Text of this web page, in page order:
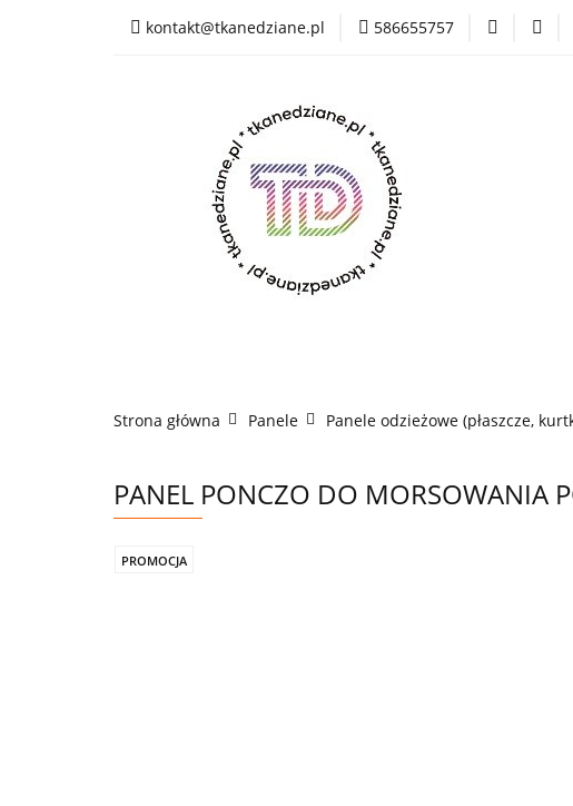
kontakt@tkanedziane.pl 586655757
Rejestracja
Pikówki Tkaniny Estradowe
% LIKWIDACJA do -70% %
OUTLET
Strona główna Panele Panele odzieżowe (płaszcze,
PANEL PONCZO DO MORSOWANIA
PROMOCJA